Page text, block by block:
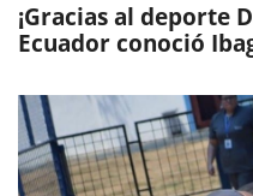
¡Gracias al deporte
Ecuador conoció